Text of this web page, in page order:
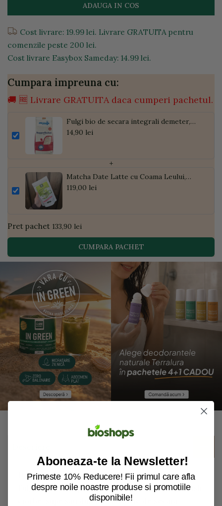
ADAUGA IN COS
Cost livrare: 19.99 lei. Livrare GRATUITA pentru
comenzile peste 200 lei.
Cost livrare Easybox Sameday: 14.99 lei.
Cumpara impreuna cu:
🚚 🆓 Livrare GRATUITA daca cumperi pachetul.
Fulgi bio de secara integrali demeter,
500g
14,90 lei
+
Matcha Date Latte cu Coama Leului,
Pudră de Curmale și Ghimbir, ECO, 300g
119,00 lei
Pret pachet 133,90 lei
CUMPARA PACHET
Descriere:
Fulgii de secara pot fi folositi ca baza pentru musli,
ciorbe, supe sau dulciuri. Boabele de secara
Aboneaza-te la Newsletter!
Primeste 10% Reducere! Fii primul care afla
despre noile noastre produse si promotiile
disponibile!